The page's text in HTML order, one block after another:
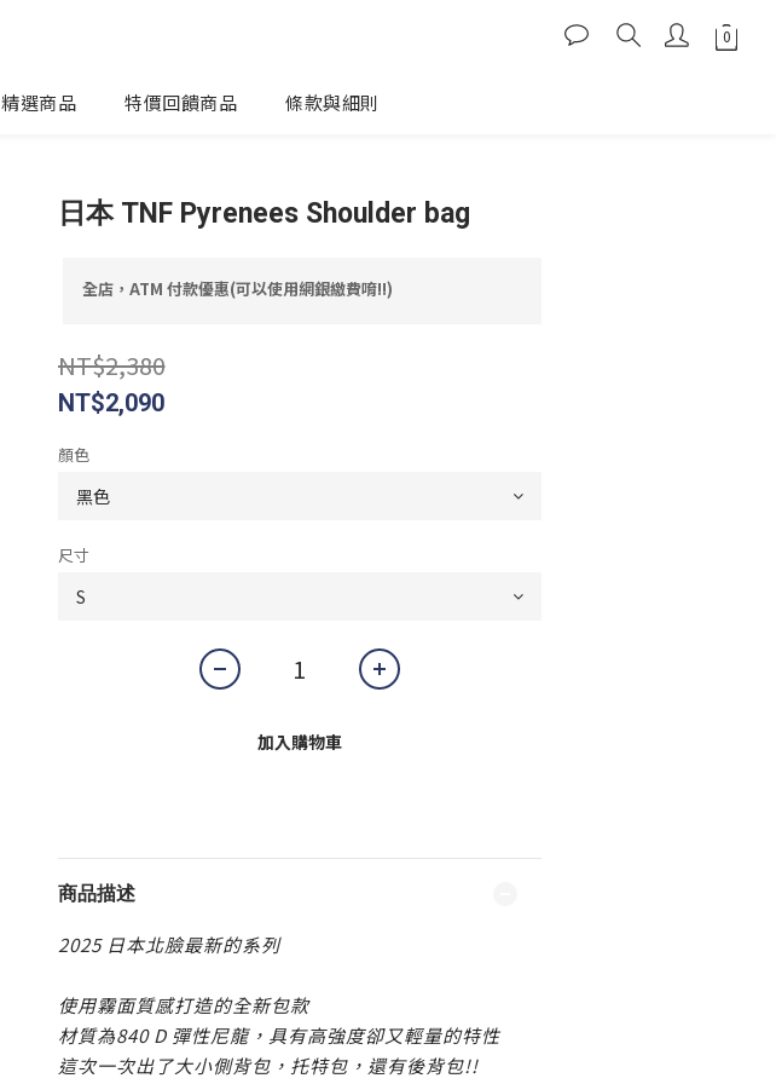
精選商品 特價回饋商品 條款與細則
日本 TNF Pyrenees Shoulder bag
全店，ATM 付款優惠(可以使用網銀繳費唷!!)
NT$2,380
NT$2,090
顏色
尺寸
加入購物車
商品描述
2025 日本北臉最新的系列
使用霧面質感打造的全新包款
材質為840 D 彈性尼龍，具有高強度卻又輕量的特性
這次一次出了大小側背包，托特包，還有後背包!!